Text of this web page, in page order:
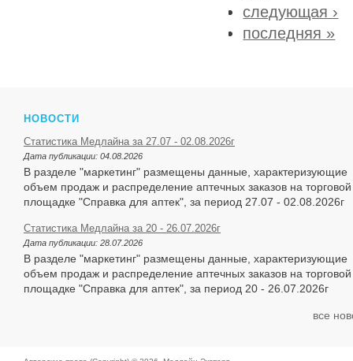
следующая ›
последняя »
НОВОСТИ
Статистика Медлайна за 27.07 - 02.08.2026г
Дата публикации: 04.08.2026
В разделе "маркетинг" размещены данные, характеризующие
объем продаж и распределение аптечных заказов на торговой
площадке "Справка для аптек", за период 27.07 - 02.08.2026г
Статистика Медлайна за 20 - 26.07.2026г
Дата публикации: 28.07.2026
В разделе "маркетинг" размещены данные, характеризующие
объем продаж и распределение аптечных заказов на торговой
площадке "Справка для аптек", за период 20 - 26.07.2026г
все